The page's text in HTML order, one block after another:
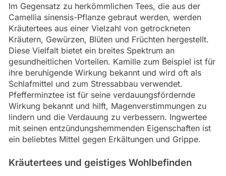
Im Gegensatz zu herkömmlichen Tees, die aus der
Camellia sinensis-Pflanze gebraut werden, werden
Kräutertees aus einer Vielzahl von getrockneten
Kräutern, Gewürzen, Blüten und Früchten hergestellt.
Diese Vielfalt bietet ein breites Spektrum an
gesundheitlichen Vorteilen. Kamille zum Beispiel ist für
ihre beruhigende Wirkung bekannt und wird oft als
Schlafmittel und zum Stressabbau verwendet.
Pfefferminztee ist für seine verdauungsfördernde
Wirkung bekannt und hilft, Magenverstimmungen zu
lindern und die Verdauung zu verbessern. Ingwertee
mit seinen entzündungshemmenden Eigenschaften ist
ein beliebtes Mittel gegen Erkältungen und Grippe.
Kräutertees und geistiges Wohlbefinden